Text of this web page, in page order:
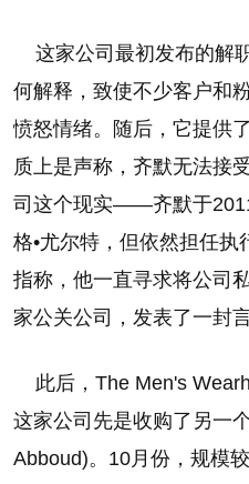
这家公司最初发布的解
何解释，致使不少客户和
愤怒情绪。随后，它提供
质上是声称，齐默无法接
司这个现实——齐默于
格•尤尔特，但依然担任
指称，他一直寻求将公司
家公关公司，发表了一封
此后，The Men's
这家公司先是收购了另一
Abboud)。10月份，规模